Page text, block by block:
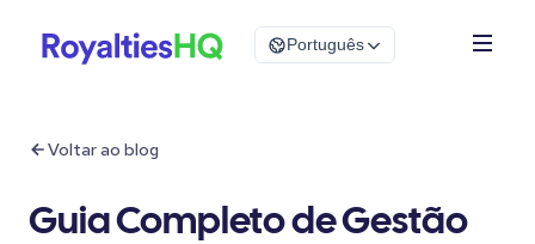
Português
Voltar ao blog
Guia Completo de Gestão